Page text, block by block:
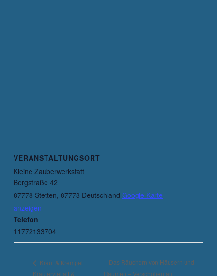
VERANSTALTUNGSORT
Kleine Zauberwerkstatt
Bergstraße 42
87778 Stetten, 87778 Deutschland Google Karte
anzeigen
Telefon
11772133704
Kraut & Krempel
Kräutervielfalt &
Das Räuchern von Häusern und
Räumen – Verschoben auf